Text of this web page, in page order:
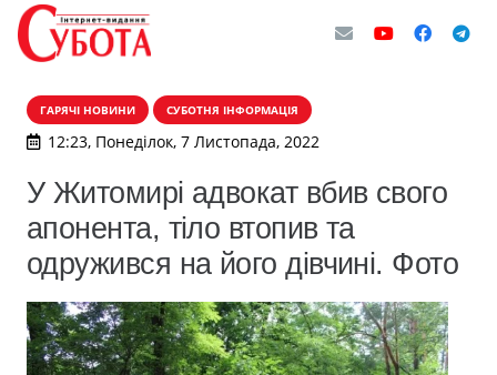
ГАРЯЧІ НОВИНИ СУБОТНЯ ІНФОРМАЦІЯ
12:23, Понеділок, 7 Листопада, 2022
У Житомирі адвокат вбив свого
апонента, тіло втопив та
одружився на його дівчині. Фото